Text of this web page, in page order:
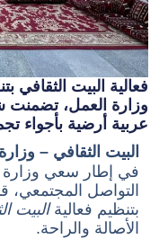
فعالية البيت الثقافي
وزارة العمل،
عربية أرضية بأجواء
البيت الثقافي –
في إطار سعي وزارة
التواصل
بتنظيم فعاليةالبيت
الأصالة والراحة.